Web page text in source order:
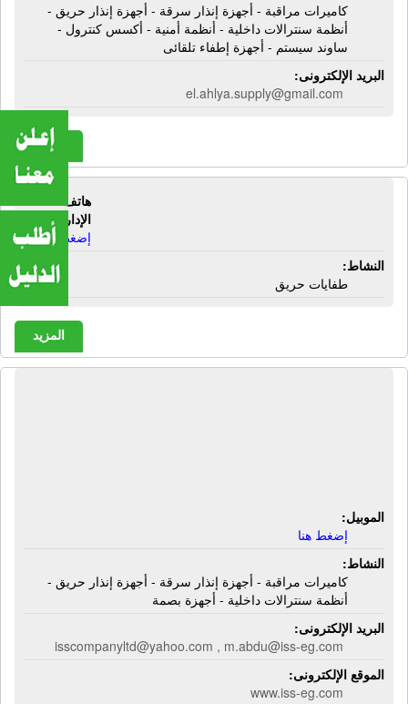
كاميرات مراقبة - أجهزة إنذار سرقة - أجهزة إنذار حريق -
أنظمة سنترالات داخلية - أنظمة أمنية - أكسس كنترول -
ساوند سيستم - أجهزة إطفاء تلقائى
البريد الإلكترونى:
el.ahlya.supply@gmail.com
المزيد
هاتف
الإدارة:
إضغط هنا
النشاط:
طفايات حريق
المزيد
الموبيل:
إضغط هنا
النشاط:
كاميرات مراقبة - أجهزة إنذار سرقة - أجهزة إنذار حريق -
أنظمة سنترالات داخلية - أجهزة بصمة
البريد الإلكترونى:
isscompanyltd@yahoo.com , m.abdu@iss-eg.com
الموقع الإلكترونى:
www.iss-eg.com